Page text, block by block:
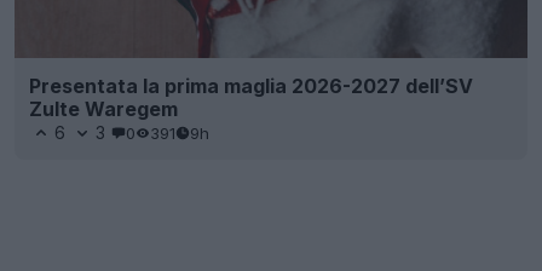
Presentata la prima maglia 2026-2027 dell’SV
Zulte Waregem
6 3 0 391 9h